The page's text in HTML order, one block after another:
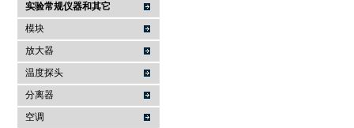
实验常规仪器和其它
模块
放大器
温度探头
分离器
空调